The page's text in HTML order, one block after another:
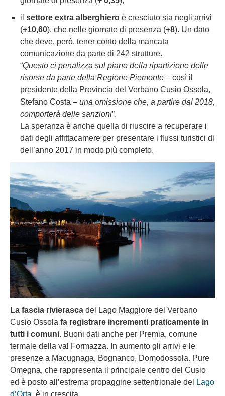
il settore extra alberghiero è cresciuto sia negli arrivi
(+10,60), che nelle giornate di presenza (+8). Un dato
che deve, però, tener conto della mancata
comunicazione da parte di 242 strutture.
“Questo ci penalizza sul piano della ripartizione delle
risorse da parte della Regione Piemonte – così il
presidente della Provincia del Verbano Cusio Ossola,
Stefano Costa – una omissione che, a partire dal 2018,
comporterà delle sanzioni”.
La speranza è anche quella di riuscire a recuperare i
dati degli affittacamere per presentare i flussi turistici di
dell’anno 2017 in modo più completo.
La fascia rivierasca del Lago Maggiore del Verbano
Cusio Ossola fa registrare incrementi praticamente in
tutti i comuni. Buoni dati anche per Premia, comune
termale della val Formazza. In aumento gli arrivi e le
presenze a Macugnaga, Bognanco, Domodossola. Pure
Omegna, che rappresenta il principale centro del Cusio
ed è posto all’estrema propaggine settentrionale del
Lago
d’Orta , è in crescita.